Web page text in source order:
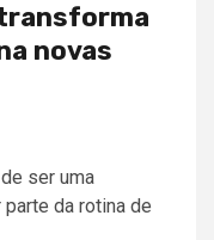
novas
ser uma
da rotina de